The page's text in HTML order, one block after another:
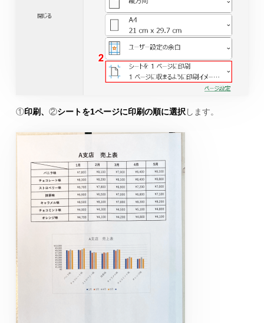
①印刷、 ②シートを1ページに印刷の順に選択します。